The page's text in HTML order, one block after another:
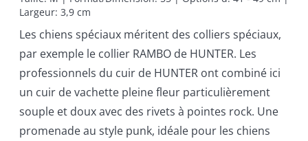
Largeur: 3,9 cm
Les chiens spéciaux méritent des colliers spéciaux,
par exemple le collier RAMBO de HUNTER. Les
professionnels du cuir de HUNTER ont combiné ici
un cuir de vachette pleine fleur particulièrement
souple et doux avec des rivets à pointes rock. Une
promenade au style punk, idéale pour les chiens